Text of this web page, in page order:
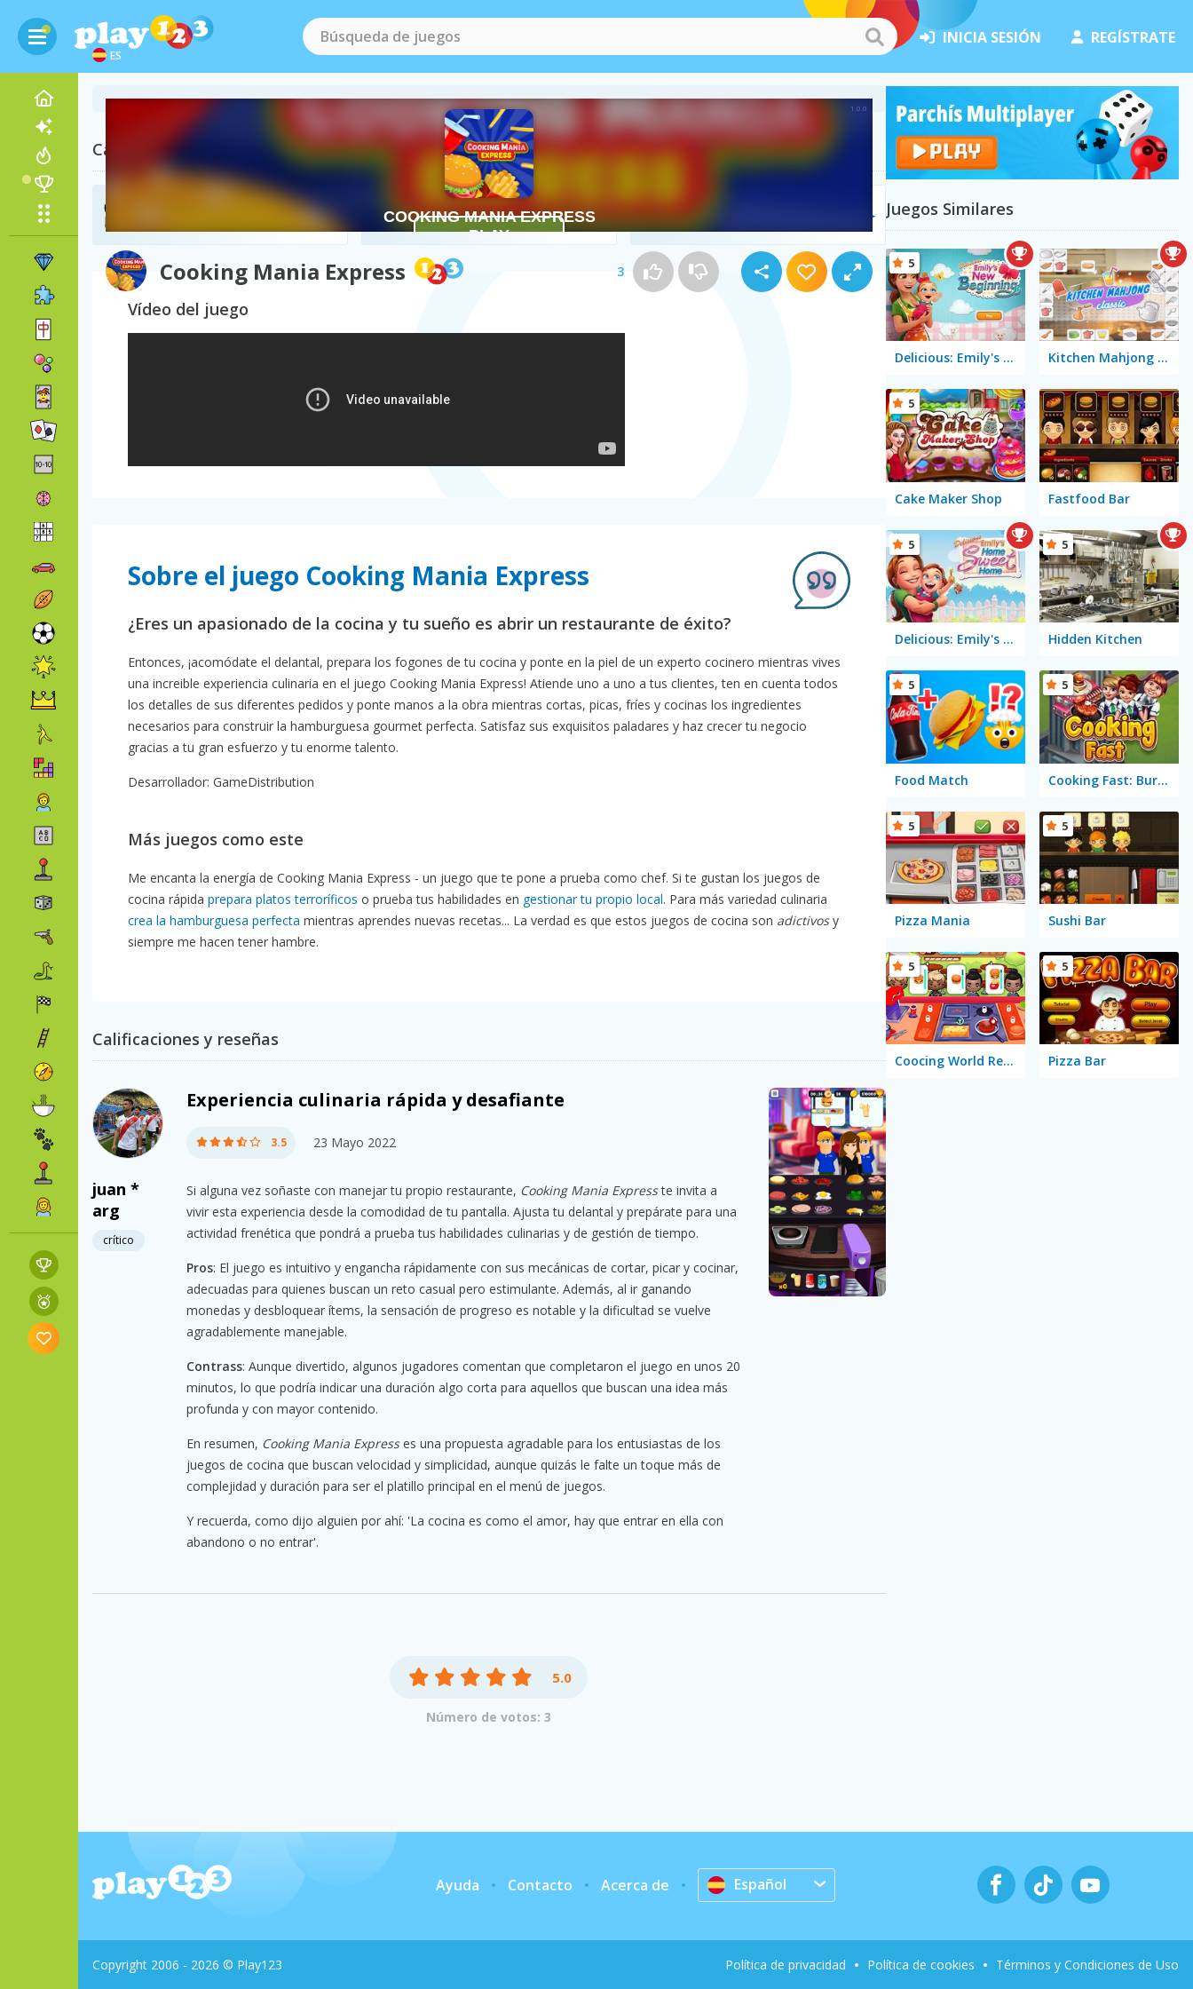
ES
INICIA SESIÓN REGÍSTRATE
Cooking Mania Express 3
Categorías Relacionadas
Juegos de Restaurantes
Juegos de Cocina(143) Juegos de Construir
Vídeo del juego
Sobre el juego Cooking Mania Express
¿Eres un apasionado de la cocina y tu sueño es abrir un restaurante de éxito?
Entonces, ¡acomódate el delantal, prepara los fogones de tu cocina y ponte en la piel de un experto cocinero mientras vives
una increible experiencia culinaria en el juego Cooking Mania Express! Atiende uno a uno a tus clientes, ten en cuenta todos
los detalles de sus diferentes pedidos y ponte manos a la obra mientras cortas, picas, fríes y cocinas los ingredientes
necesarios para construir la hamburguesa gourmet perfecta. Satisfaz sus exquisitos paladares y haz crecer tu negocio
gracias a tu gran esfuerzo y tu enorme talento.
Desarrollador: GameDistribution
Más juegos como este
Me encanta la energía de Cooking Mania Express - un juego que te pone a prueba como chef. Si te gustan los juegos de
cocina rápida prepara platos terroríficos o prueba tus habilidades en gestionar tu propio local. Para más variedad culinaria
crea la hamburguesa perfecta mientras aprendes nuevas recetas... La verdad es que estos juegos de cocina son adictivosy
siempre me hacen tener hambre.
Calificaciones y reseñas
juan *
arg
crítico
Experiencia culinaria rápida y desafiante
3.5 23 Mayo 2022
Si alguna vez soñaste con manejar tu propio restaurante, Cooking Mania Expresste invita a
vivir esta experiencia desde la comodidad de tu pantalla. Ajusta tu delantal y prepárate para una
actividad frenética que pondrá a prueba tus habilidades culinarias y de gestión de tiempo.
Pros: El juego es intuitivo y engancha rápidamente con sus mecánicas de cortar, picar y cocinar,
adecuadas para quienes buscan un reto casual pero estimulante. Además, al ir ganando
monedas y desbloquear ítems, la sensación de progreso es notable y la dificultad se vuelve
agradablemente manejable.
Contrass: Aunque divertido, algunos jugadores comentan que completaron el juego en unos 20
minutos, lo que podría indicar una duración algo corta para aquellos que buscan una idea más
profunda y con mayor contenido.
En resumen, Cooking Mania Expresses una propuesta agradable para los entusiastas de los
juegos de cocina que buscan velocidad y simplicidad, aunque quizás le falte un toque más de
complejidad y duración para ser el platillo principal en el menú de juegos.
Y recuerda, como dijo alguien por ahí: 'La cocina es como el amor, hay que entrar en ella con
abandono o no entrar'.
5.0
Número de votos: 3
Juegos Similares
Delicious: Emily's New Beginning
5
Kitchen Mahjong Classic
Cake Maker Shop
5
Fastfood Bar
Delicious: Emily's Home Sweet Home
5
Hidden Kitchen
5
Food Match
5
Cooking Fast: Burger & Hotdog
5
Pizza Mania
5
Sushi Bar
5
Coocing World Reboot
5
Pizza Bar
5
Ayuda Contacto Acerca de Español
Copyright 2006 - 2026 © Play123 Política de privacidad Política de cookies Términos y Condiciones de Uso